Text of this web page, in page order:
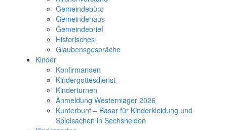
Gemeindebüro
Gemeindehaus
Gemeindebrief
Historisches
Glaubensgespräche
Kinder
Konfirmanden
Kindergottesdienst
Kinderturnen
Anmeldung Westernlager 2026
Kunterbunt – Basar für Kinderkleidung und
Spielsachen in Sechshelden